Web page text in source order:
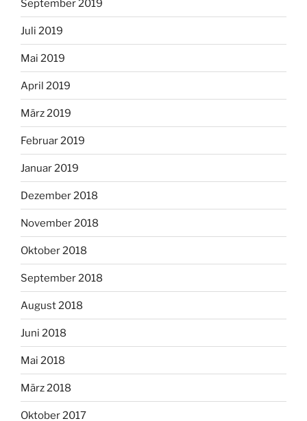
September 2019
Juli 2019
Mai 2019
April 2019
März 2019
Februar 2019
Januar 2019
Dezember 2018
November 2018
Oktober 2018
September 2018
August 2018
Juni 2018
Mai 2018
März 2018
Oktober 2017